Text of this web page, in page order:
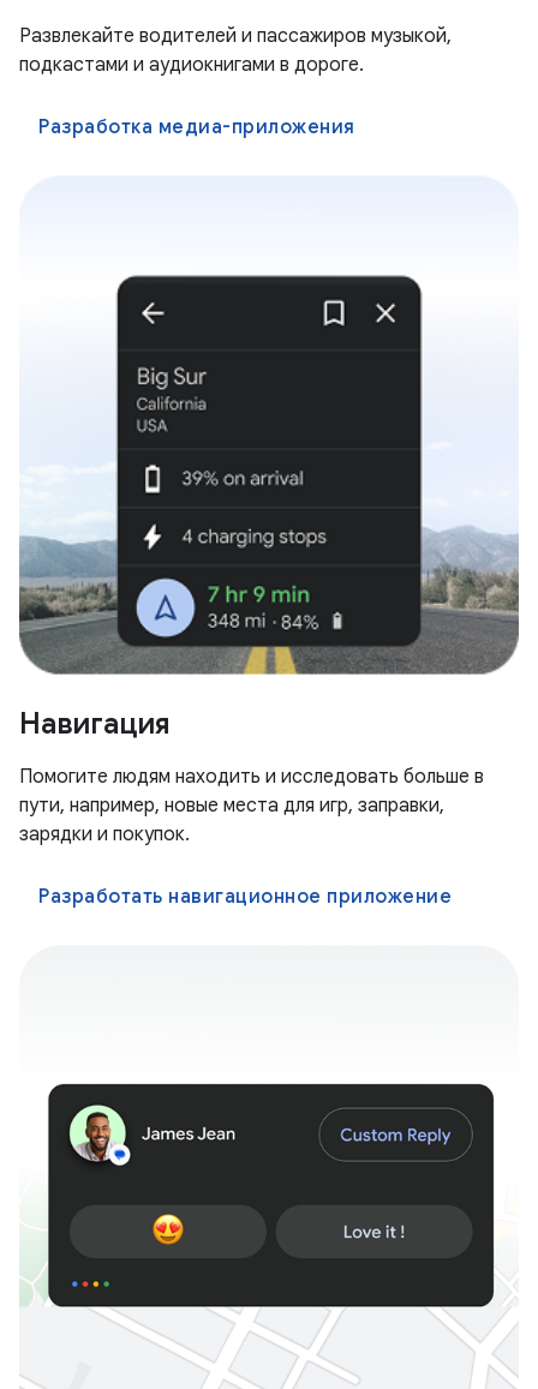
Развлекайте водителей и пассажиров музыкой,
подкастами и аудиокнигами в дороге.
Разработка медиа-приложения
Навигация
Помогите людям находить и исследовать больше в
пути, например, новые места для игр, заправки,
зарядки и покупок.
Разработать навигационное приложение